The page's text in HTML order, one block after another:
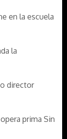
en la escuela
la
director
prima Sin